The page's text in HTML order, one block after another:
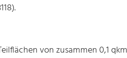
von zusammen 0,1